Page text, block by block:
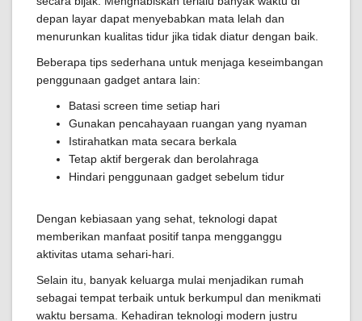
depan layar dapat menyebabkan mata lelah dan
menurunkan kualitas tidur jika tidak diatur dengan baik.
Beberapa tips sederhana untuk menjaga keseimbangan
penggunaan gadget antara lain:
Batasi screen time setiap hari
Gunakan pencahayaan ruangan yang nyaman
Istirahatkan mata secara berkala
Tetap aktif bergerak dan berolahraga
Hindari penggunaan gadget sebelum tidur
Dengan kebiasaan yang sehat, teknologi dapat
memberikan manfaat positif tanpa mengganggu
aktivitas utama sehari-hari.
Selain itu, banyak keluarga mulai menjadikan rumah
sebagai tempat terbaik untuk berkumpul dan menikmati
waktu bersama. Kehadiran teknologi modern justru